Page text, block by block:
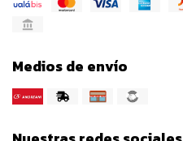
Medios de envío